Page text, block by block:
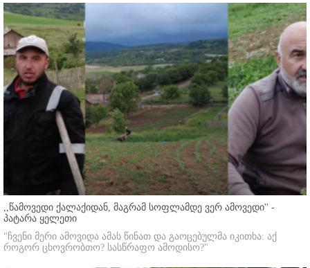
,,წამოვედი ქალაქიდან, მაგრამ სოფლამდე ვერ ამოვედი'' -
პატარა ყელეთი
"ჩვენი მერი ამოვიდა ამას წინათ და გაოცებულმა იკითხა: აქ
როგორ ცხოვრობთო? სასწრაფო ამოდისო?"